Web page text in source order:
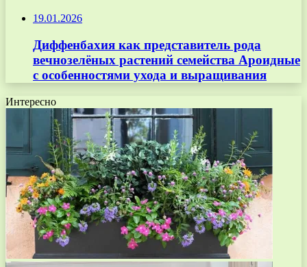
19.01.2026
Диффенбахия как представитель рода
вечнозелёных растений семейства Ароидные
с особенностями ухода и выращивания
Интересно